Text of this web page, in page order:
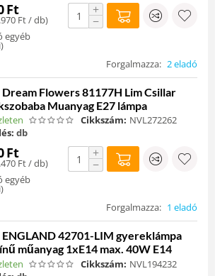
Ft
Ft/ db)
egyéb
)
+
−
Forgalmazza: 2 eladó
Flowers 81177H Lim Csillar
Muanyag E27 lámpa
Cikkszám: NVL272262
db
Ft
Ft/ db)
egyéb
)
+
−
Forgalmazza: 1 eladó
42701-LIM gyereklámpa
műanyag 1xE14 max. 40W E14
Cikkszám: NVL194232